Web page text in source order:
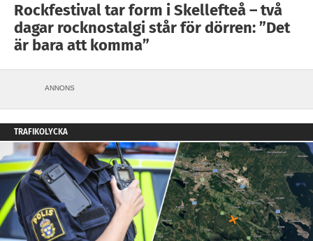
Rockfestival tar form i Skellefteå – två
dagar rocknostalgi står för dörren: ”Det
är bara att komma”
ANNONS
TRAFIKOLYCKA